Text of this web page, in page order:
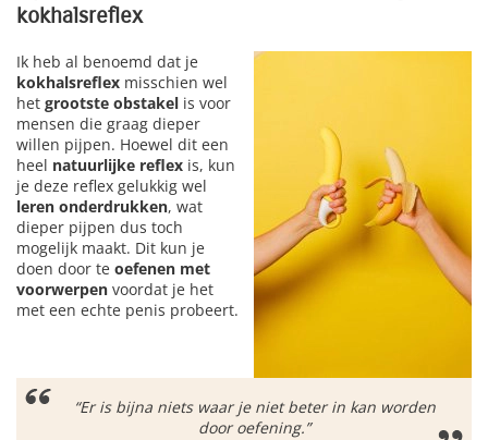
kokhalsreflex
Ik heb al benoemd dat je
kokhalsreflex misschien wel
het grootste obstakel is voor
mensen die graag dieper
willen pijpen. Hoewel dit een
heel natuurlijke reflex is, kun
je deze reflex gelukkig wel
leren onderdrukken, wat
dieper pijpen dus toch
mogelijk maakt. Dit kun je
doen door te oefenen met
voorwerpen voordat je het
met een echte penis probeert.
“Er is bijna niets waar je niet beter in kan worden
door oefening.”